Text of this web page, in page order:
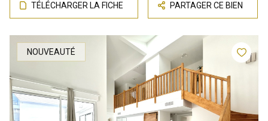
TÉLÉCHARGER LA FICHE PARTAGER CE BIEN
NOUVEAUTÉ